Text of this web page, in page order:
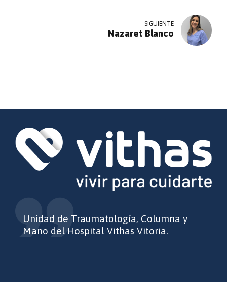
SIGUIENTE
Nazaret Blanco
Unidad de Traumatología, Columna y
Mano del Hospital Vithas Vitoria.